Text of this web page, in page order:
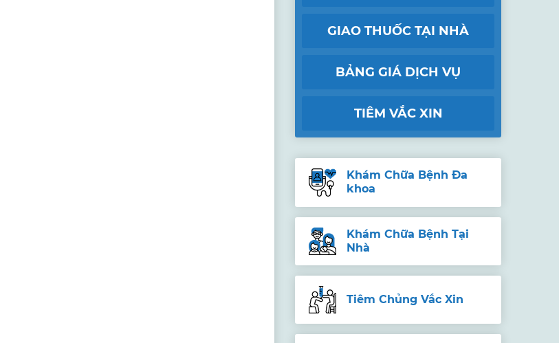
GIAO THUỐC TẠI NHÀ
BẢNG GIÁ DỊCH VỤ
TIÊM VẮC XIN
Khám Chữa Bệnh Đa
khoa
Khám Chữa Bệnh Tại
Nhà
Tiêm Chủng Vắc Xin